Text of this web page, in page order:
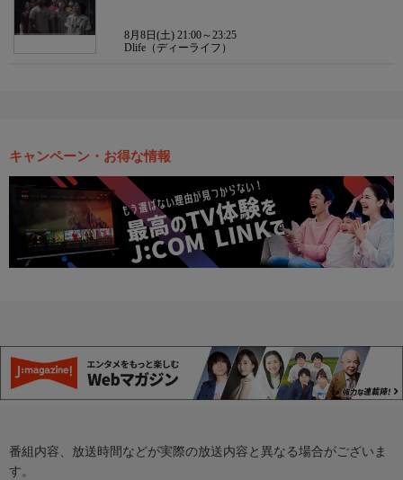
8月8日(土) 21:00～23:25
Dlife（ディーライフ）
キャンペーン・お得な情報
番組内容、放送時間などが実際の放送内容と異なる場合がございま
す。